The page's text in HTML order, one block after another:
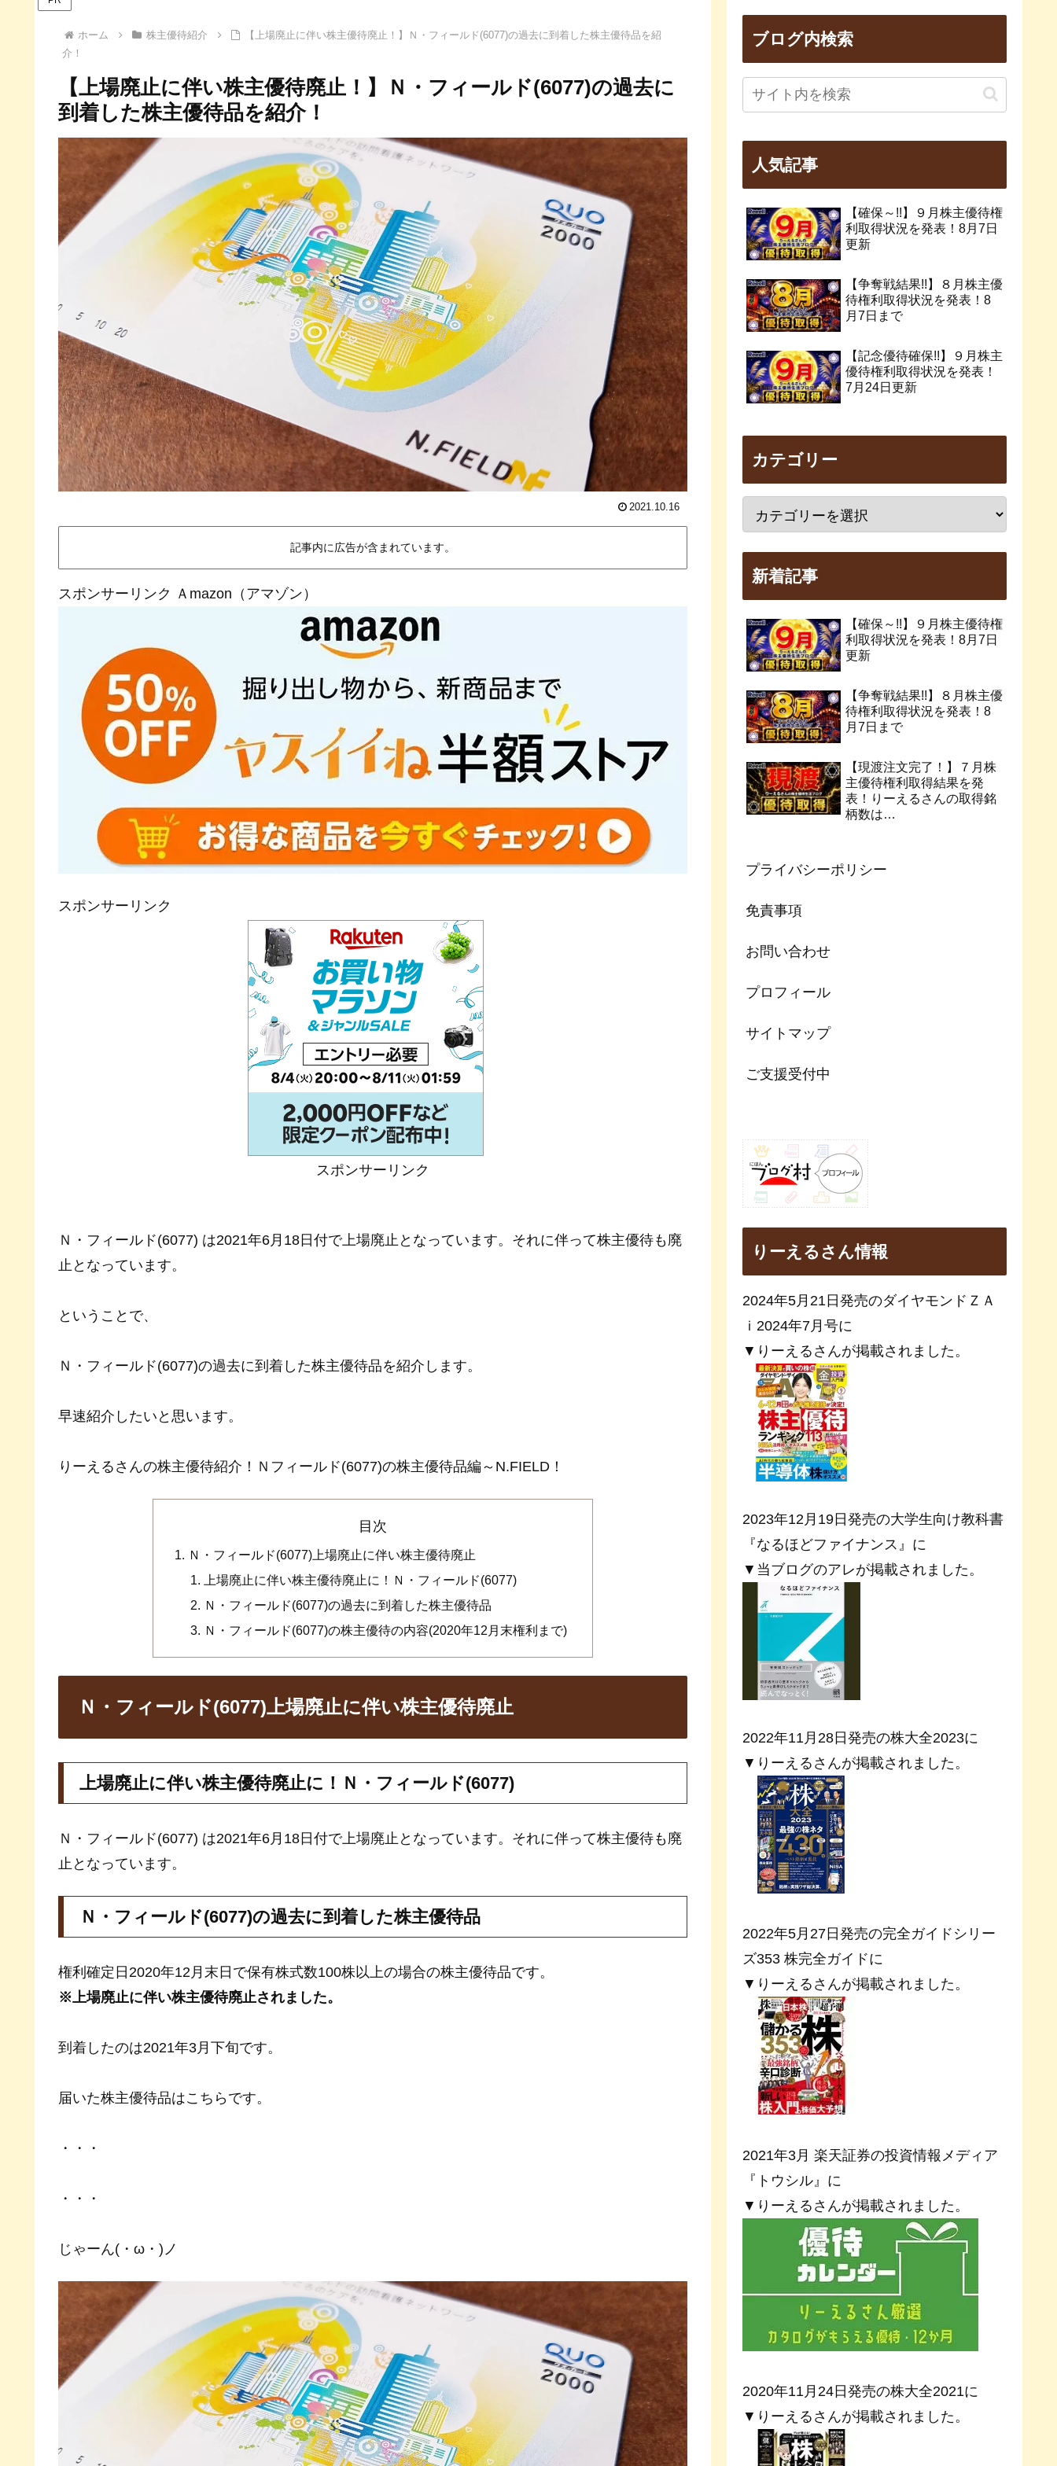
ホーム 株主優待紹介
【上場廃止に伴い株主優待廃止！】Ｎ・フィールド(6077)の過去に到着した株主優待品を紹
介！
【上場廃止に伴い株主優待廃止！】Ｎ・フィールド(6077)の過去に
到着した株主優待品を紹介！
2021.10.16
記事内に広告が含まれています。
スポンサーリンク Ａmazon（アマゾン）
スポンサーリンク
スポンサーリンク
Ｎ・フィールド(6077) は2021年6月18日付で上場廃止となっています。それに伴って株主優待も廃
止となっています。
ということで、
Ｎ・フィールド(6077)の過去に到着した株主優待品を紹介します。
早速紹介したいと思います。
りーえるさんの株主優待紹介！Ｎフィールド(6077)の株主優待品編～N.FIELD！
目次
Ｎ・フィールド(6077)上場廃止に伴い株主優待廃止
上場廃止に伴い株主優待廃止に！Ｎ・フィールド(6077)
Ｎ・フィールド(6077)の過去に到着した株主優待品
Ｎ・フィールド(6077)の株主優待の内容(2020年12月末権利まで)
Ｎ・フィールド(6077)上場廃止に伴い株主優待廃止
上場廃止に伴い株主優待廃止に！Ｎ・フィールド(6077)
Ｎ・フィールド(6077) は2021年6月18日付で上場廃止となっています。それに伴って株主優待も廃
止となっています。
Ｎ・フィールド(6077)の過去に到着した株主優待品
権利確定日2020年12月末日で保有株式数100株以上の場合の株主優待品です。
※上場廃止に伴い株主優待廃止されました。
到着したのは2021年3月下旬です。
届いた株主優待品はこちらです。
・・・
・・・
じゃーん(・ω・)ノ
ブログ内検索
人気記事
【確保～!!】９月株主優待権
利取得状況を発表！8月7日
更新
【争奪戦結果!!】８月株主優
待権利取得状況を発表！8
月7日まで
【記念優待確保!!】９月株主
優待権利取得状況を発表！
7月24日更新
カテゴリー
新着記事
【確保～!!】９月株主優待権
利取得状況を発表！8月7日
更新
【争奪戦結果!!】８月株主優
待権利取得状況を発表！8
月7日まで
【現渡注文完了！】７月株
主優待権利取得結果を発
表！りーえるさんの取得銘
柄数は…
プライバシーポリシー
免責事項
お問い合わせ
プロフィール
サイトマップ
ご支援受付中
りーえるさん情報
2024年5月21日発売のダイヤモンドＺＡ
ｉ2024年7月号に
▼りーえるさんが掲載されました。
2023年12月19日発売の大学生向け教科書
『なるほどファイナンス』に
▼当ブログのアレが掲載されました。
2022年11月28日発売の株大全2023に
▼りーえるさんが掲載されました。
2022年5月27日発売の完全ガイドシリー
ズ353 株完全ガイドに
▼りーえるさんが掲載されました。
2021年3月 楽天証券の投資情報メディア
『トウシル』に
▼りーえるさんが掲載されました。
2020年11月24日発売の株大全2021に
▼りーえるさんが掲載されました。